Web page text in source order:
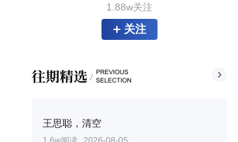
1.88w关注
关注
王思聪，清空